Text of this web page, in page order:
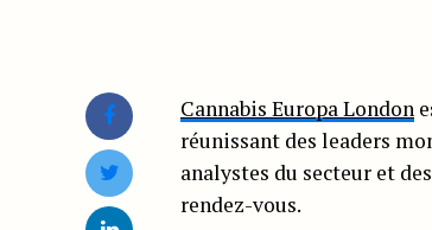
Cannabis Europa London
réunissant des leaders
analystes du secteur et
rendez-vous.